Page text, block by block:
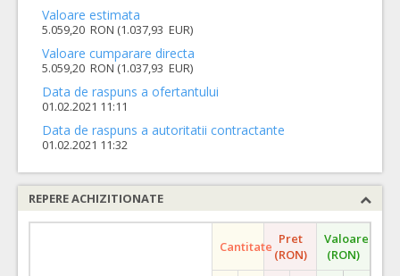
Valoare estimata
5.059,20 RON (1.037,93 EUR)
Valoare cumparare directa
5.059,20 RON (1.037,93 EUR)
Data de raspuns a ofertantului
01.02.2021 11:11
Data de raspuns a autoritatii contractante
01.02.2021 11:32
REPERE ACHIZITIONATE
Cantitate Pret
(RON)
Valoare
(RON)